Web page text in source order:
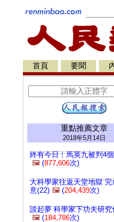
首頁 要聞
重點推薦文章
2018年5月14日
終有今日﹗馬英九被判4
🖼️ (877,606次)
大科學家往返天堂地獄 完
意(22) 🖼️ (204,439次)
談起夢 科學家下功夫研究
🖼️ (184,786次)